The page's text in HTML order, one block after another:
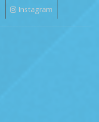
Instagram